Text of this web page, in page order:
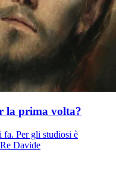
la prima volta?
fa. Per gli studiosi è
Davide